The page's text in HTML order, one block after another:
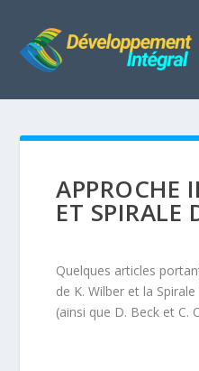
APPROCHE
ET SPIRALE
Quelques articles
de K. Wilber et la
(ainsi que D. Beck et C.